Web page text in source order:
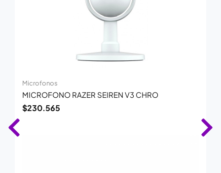
Microfonos
MICROFONO RAZER SEIREN V3 CHRO
$230.565